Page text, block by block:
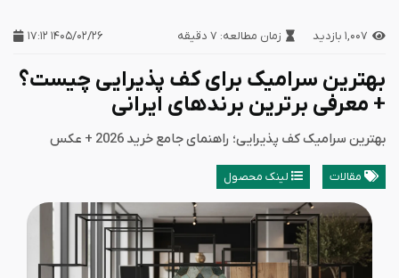
۱,۰۰۷ بازدید زمان مطالعه: ۷ دقیقه ۱۴۰۵/۰۲/۲۶ ۱۷:۱۲
بهترین سرامیک برای کف پذیرایی چیست؟
+ معرفی برترین برندهای ایرانی
بهترین سرامیک کف پذیرایی؛ راهنمای جامع خرید 2026 + عکس
مقالات لینک محصول